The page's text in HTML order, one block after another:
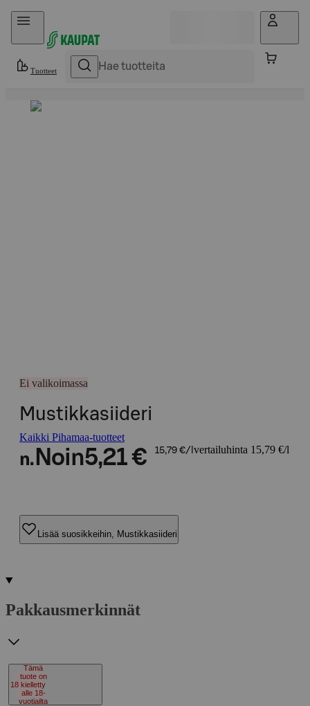
Hyppää sisältöön
Tuotteet
Ei valikoimassa
Mustikkasiideri
Kaikki Pihamaa-tuotteet
n. Noin5,21 € 15,79 €/l vertailuhinta 15,79 €/l
Lisää suosikkeihin, Mustikkasiideri
Pakkausmerkinnät
18
Tämä
tuote on
kielletty
alle 18-
vuotiailta